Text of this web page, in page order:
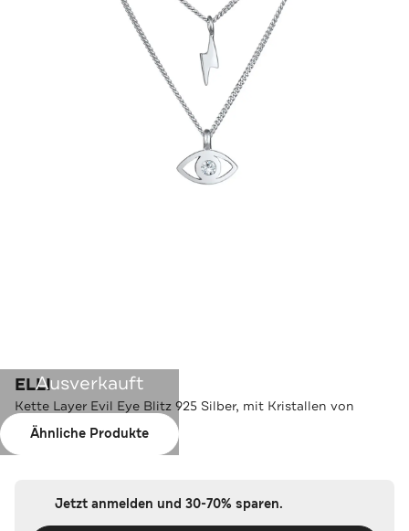
Ausverkauft
Ähnliche Produkte
ELLI
Kette Layer Evil Eye Blitz 925 Silber, mit Kristallen von
Jetzt anmelden und 30-70% sparen.